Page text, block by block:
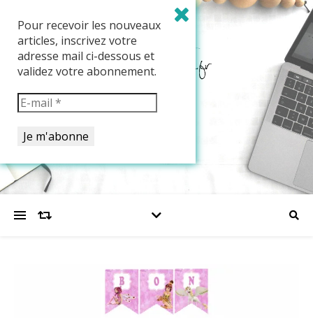
Pour recevoir les nouveaux
articles, inscrivez votre
adresse mail ci-dessous et
validez votre abonnement.